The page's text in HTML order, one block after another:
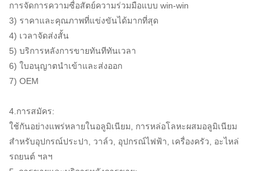
การจัดการความซื่อสัตย์ความร่วมมือแบบ win-win
3) ราคาและคุณภาพที่แข่งขันได้มากที่สุด
4) เวลาจัดส่งสั้น
5) บริการหลังการขายทันทีทันเวลา
6) ใบอนุญาตนำเข้าและส่งออก
7) OEM
4.การสมัคร:
ใช้กันอย่างแพร่หลายในอลูมิเนียม, การหล่อโลหะผสมอลูมิเนียม
สำหรับอุปกรณ์ประปา, วาล์ว, อุปกรณ์ไฟฟ้า, เครื่องครัว, อะไหล่
รถยนต์ ฯลฯ